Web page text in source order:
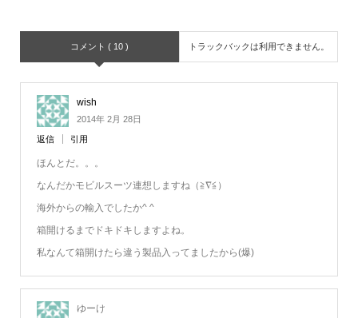
コメント ( 10 ) トラックバックは利用できません。
wish
2014年 2月 28日
返信 引用
ほんとだ。。。
なんだかモビルスーツ連想しますね（≧∇≦）
海外からの輸入でしたか^ ^
箱開けるまでドキドキしますよね。
私なんて箱開けたら違う製品入ってましたから(爆)
ゆーけ